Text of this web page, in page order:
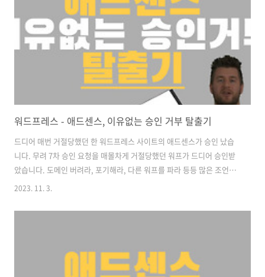
워드프레스 - 애드센스, 이유없는 승인 거부 탈출기
드디어 매번 거절당했던 한 워드프레스 사이트의 애드센스가 승인 났습
니다. 무려 7차 승인 요청을 매몰차게 거절당했던 워프가 드디어 승인받
았습니다. 도메인 버려라, 포기해라, 다른 워프를 파라 등등 많은 조언들
이 있었지만 어떤 우여곡절이 있었는지 간단히 후기 갑니다. 7차 승인도
를 작성한 적이 있었습니다. 그 글을 작성 하고 다시 새로운 글을 추가해
기에 부득이하게 사이트 리스트에서 삭제, 사이트킷 삭제해서 신청할 수
밖에 없었습니다. 애드센스 목록에서 사이트 삭제하니 신청은 다시 되더
2023. 11. 3.